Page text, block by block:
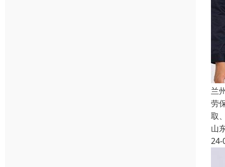
兰
劳
取
山
24-